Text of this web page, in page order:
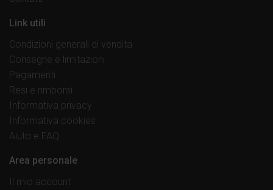
Link utili
Condizioni generali di vendita
Consegne e limitazioni
Pagamenti
Resi e rimborsi
Informativa privacy
Informativa cookies
Aiuto e FAQ
Area personale
Il mio account